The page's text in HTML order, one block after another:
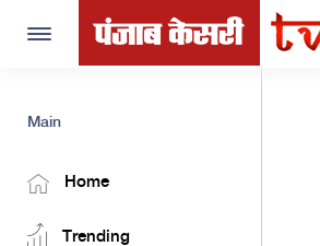
Toggle
Main
Home
Trending